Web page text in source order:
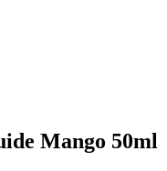
Mango 50ml